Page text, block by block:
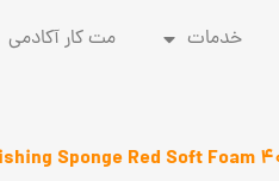
خدمات
مت کار آکادمی